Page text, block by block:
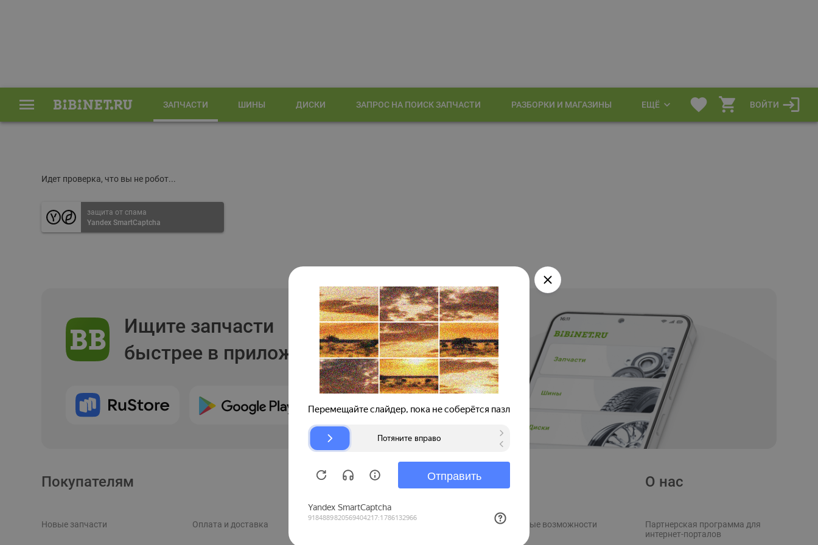
ЗАПЧАСТИ ШИНЫ ДИСКИ ЗАПРОС НА ПОИСК ЗАПЧАСТИ РАЗБОРКИ И МАГАЗИНЫ ЕЩЁ ВОЙТИ
Идет проверка, что вы не робот...
защита от спама
Yandex SmartCaptcha
Ищите запчасти
быстрее в приложении
Покупателям
Новые запчасти Оплата и доставка
Продавцам
Рекламные возможности
О нас
Партнерская программа для
интернет-порталов